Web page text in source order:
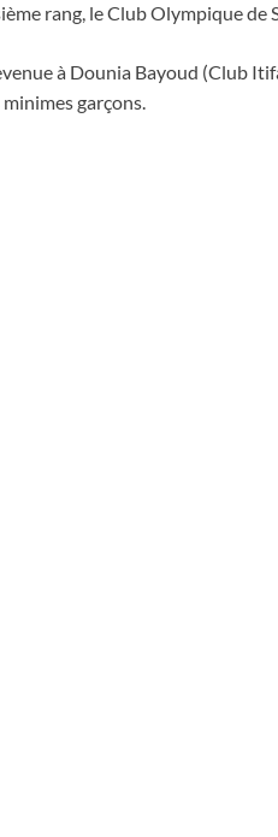
rang, le Club Olympique de
à Dounia Bayoud (Club
garçons.